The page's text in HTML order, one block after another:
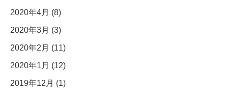
2020年4月 (8)
2020年3月 (3)
2020年2月 (11)
2020年1月 (12)
2019年12月 (1)